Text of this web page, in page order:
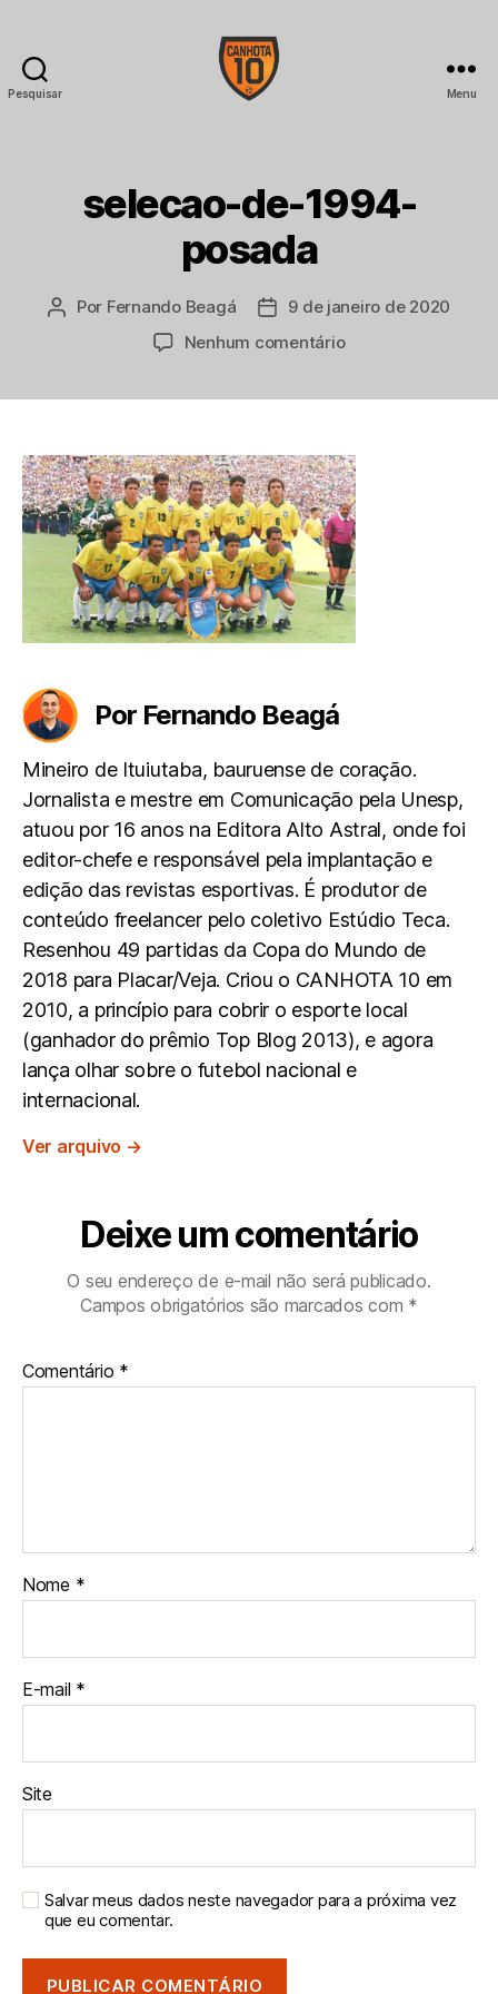
Pesquisar Menu
selecao-de-1994-
posada
Autor
Por Fernando Beagá
Data9 de janeiro de 2020
Nenhum comentárioem
Por Fernando Beagá
Mineiro de Ituiutaba, bauruense de coração.
Jornalista e mestre em Comunicação pela Unesp,
atuou por 16 anos na Editora Alto Astral, onde foi
editor-chefe e responsável pela implantação e
edição das revistas esportivas. É produtor de
conteúdo freelancer pelo coletivo Estúdio Teca.
Resenhou 49 partidas da Copa do Mundo de
2018 para Placar/Veja. Criou o CANHOTA 10 em
2010, a princípio para cobrir o esporte local
(ganhador do prêmio Top Blog 2013), e agora
lança olhar sobre o futebol nacional e
internacional.
Ver arquivo →
Deixe um comentário
O seu endereço de e-mail não será publicado.
Campos obrigatórios são marcados com *
Comentário *
Nome *
E-mail *
Site
Salvar meus dados neste navegador para a próxima vez
que eu comentar.